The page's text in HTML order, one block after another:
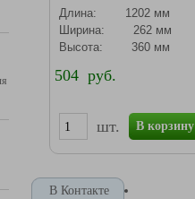
Длина: 1202 мм
Ширина: 262 мм
Высота: 360 мм
504 руб.
шт. В корзину
В Контакте